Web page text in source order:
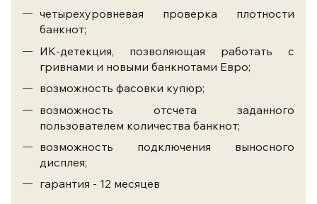
четырехуровневая проверка плотности
банкнот;
ИК-детекция, позволяющая работать с
гривнами и новыми банкнотами Евро;
возможность фасовки купюр;
возможность отсчета заданного
пользователем количества банкнот;
возможность подключения выносного
дисплея;
гарантия - 12 месяцев